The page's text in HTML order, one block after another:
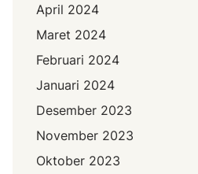
April 2024
Maret 2024
Februari 2024
Januari 2024
Desember 2023
November 2023
Oktober 2023